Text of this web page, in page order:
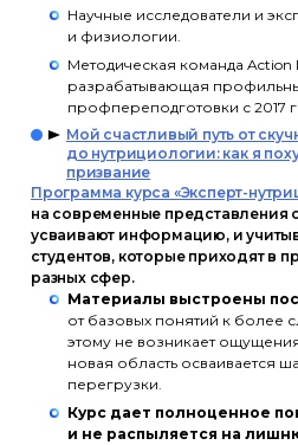
Научные исследователи и
и физиологии.
Методическая команда Action
разрабатывающая
профпереподготовки с 2017
Мой счастливый путь от
до нутрициологии: как я
призвание
Программа курса «Эксперт-
на современные представления
усваивают информацию, и
студентов, которые приходят в
разных сфер.
Материалы выстроены
от базовых понятий к более
этому не возникает
новая область осваивается
перегрузки.
Курс дает полноценное
и не распыляется на